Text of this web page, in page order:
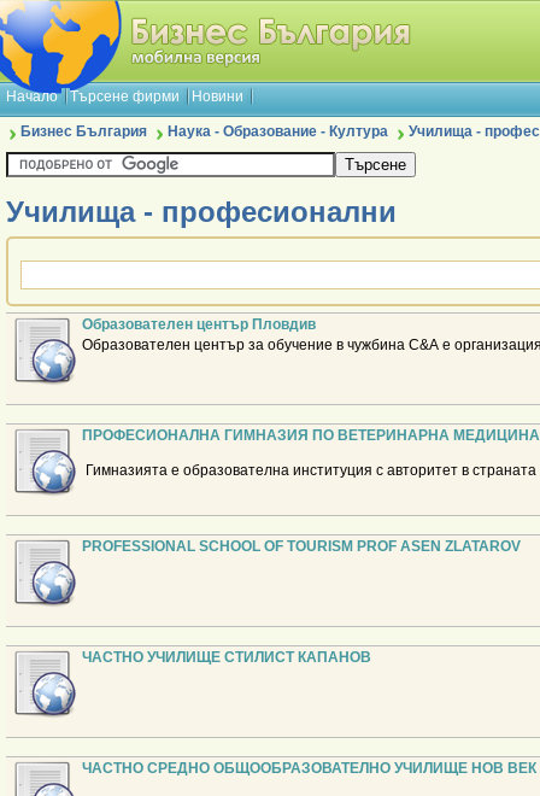
Начало Търсене фирми Новини
Бизнес България Наука - Образование - Култура Училища -
Училища - професионални
Образователен център Пловдив
Образователен център за обучение в чужбина С&А е
ПРОФЕСИОНАЛНА ГИМНАЗИЯ ПО ВЕТЕРИНАРНА
Гимназията е образователна институция с авторитет в
PROFESSIONAL SCHOOL OF TOURISM PROF ASEN ZLATAROV
ЧАСТНО УЧИЛИЩЕ СТИЛИСТ КАПАНОВ
ЧАСТНО СРЕДНО ОБЩООБРАЗОВАТЕЛНО УЧИЛИЩЕ НОВ ВЕК